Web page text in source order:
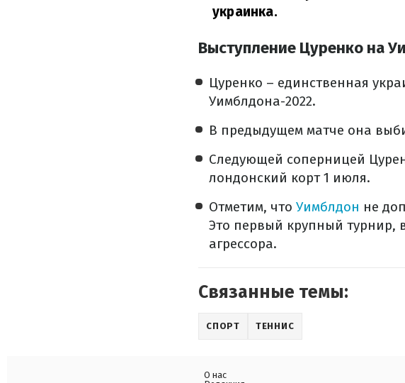
украинка.
Выступление Цуренко на
Цуренко – единственная
Уимблдона-2022.
В предыдущем матче она
Следующей соперницей
лондонский корт 1 июля.
Отметим, что Уимблдон не
Это первый крупный турнир,
агрессора.
Связанные темы:
СПОРТ ТЕННИС
О нас